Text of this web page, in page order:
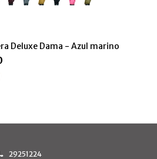
Deluxe Dama - Azul marino
29251224